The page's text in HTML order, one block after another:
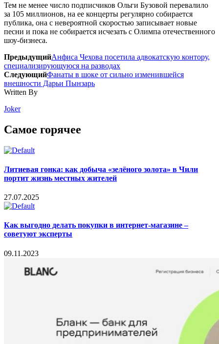
Тем не менее число подписчиков Ольги Бузовой перевалило
за 105 миллионов, на ее концерты регулярно собирается
публика, она с невероятной скоростью записывает новые
песни и пока не собирается исчезать с Олимпа отечественного
шоу-бизнеса.
ПредыдущийАнфиса Чехова посетила адвокатскую контору,
специализирующуюся на разводах
СледующийФанаты в шоке от сильно изменившейся
внешности Дарьи Пынзарь
Written By
Joker
Самое горячее
Литиевая гонка: как добыча «зелёного золота» в Чили
портит жизнь местных жителей
27.07.2025
Как выгодно делать покупки в интернет-магазине –
советуют эксперты
09.11.2023